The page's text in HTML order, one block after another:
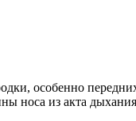
особенно
носа из акта